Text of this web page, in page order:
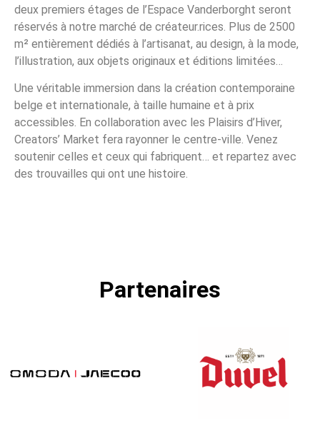
deux premiers étages de l’Espace Vanderborght seront
réservés à notre marché de créateur.rices. Plus de 2500
m² entièrement dédiés à l’artisanat, au design, à la mode,
l’illustration, aux objets originaux et éditions limitées…
Une véritable immersion dans la création contemporaine
belge et internationale, à taille humaine et à prix
accessibles. En collaboration avec les Plaisirs d’Hiver,
Creators’ Market fera rayonner le centre-ville. Venez
soutenir celles et ceux qui fabriquent… et repartez avec
des trouvailles qui ont une histoire.
Partenaires